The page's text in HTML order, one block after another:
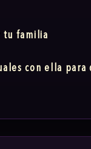
tu familia
con ella para